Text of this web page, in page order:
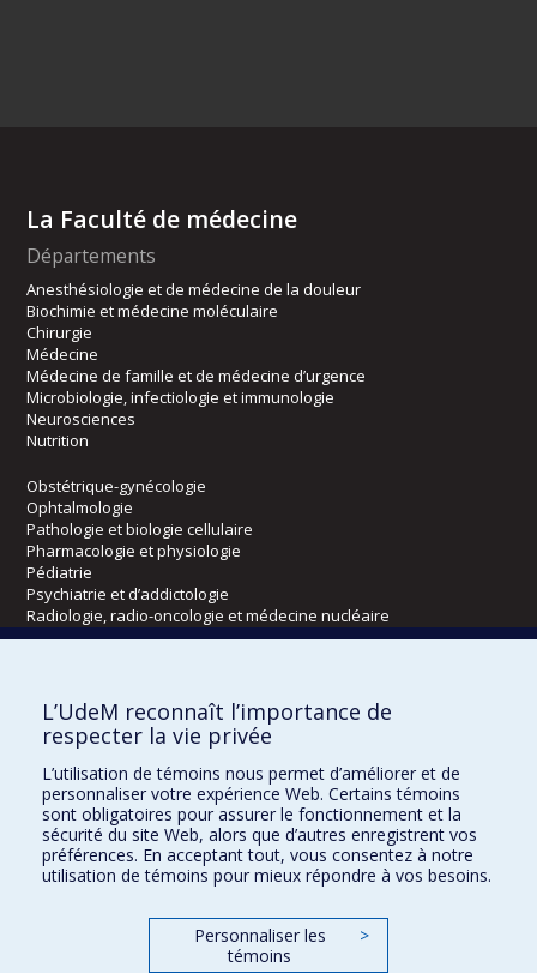
La Faculté de médecine
Départements
Anesthésiologie et de médecine de la douleur
Biochimie et médecine moléculaire
Chirurgie
Médecine
Médecine de famille et de médecine d’urgence
Microbiologie, infectiologie et immunologie
Neurosciences
Nutrition
Obstétrique-gynécologie
Ophtalmologie
Pathologie et biologie cellulaire
Pharmacologie et physiologie
Pédiatrie
Psychiatrie et d’addictologie
Radiologie, radio-oncologie et médecine nucléaire
Kinésiologie et des sciences de l’activité physique
Orthophonie et audiologie
Réadaptation
Directions
DPC
CPASS
L’UdeM reconnaît l’importance de
respecter la vie privée
L’utilisation de témoins nous permet d’améliorer et de
personnaliser votre expérience Web. Certains témoins
sont obligatoires pour assurer le fonctionnement et la
sécurité du site Web, alors que d’autres enregistrent vos
préférences. En acceptant tout, vous consentez à notre
utilisation de témoins pour mieux répondre à vos besoins.
Personnaliser les
témoins
>